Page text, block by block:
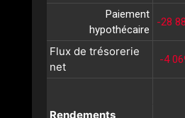
Paiement
hypothécaire
-28
Flux de trésorerie
net
-4
Rendements